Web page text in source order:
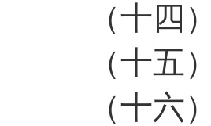
（十四）
（十五）
（十六）